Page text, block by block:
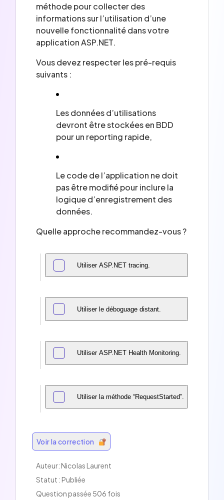
méthode pour collecter des
informations sur l’utilisation d’une
nouvelle fonctionnalité dans votre
application ASP.NET.
Vous devez respecter les pré-requis
suivants :
Les données d’utilisations
devront être stockées en BDD
pour un reporting rapide,
Le code de l’application ne doit
pas être modifié pour inclure la
logique d’enregistrement des
données.
Quelle approche recommandez-vous ?
Utiliser ASP.NET tracing.
Utiliser le déboguage distant.
Utiliser ASP.NET Health Monitoring.
Utiliser la méthode “RequestStarted”.
Voir la correction
Auteur: Nicolas Laurent
Statut : Publiée
Question passée 506 fois